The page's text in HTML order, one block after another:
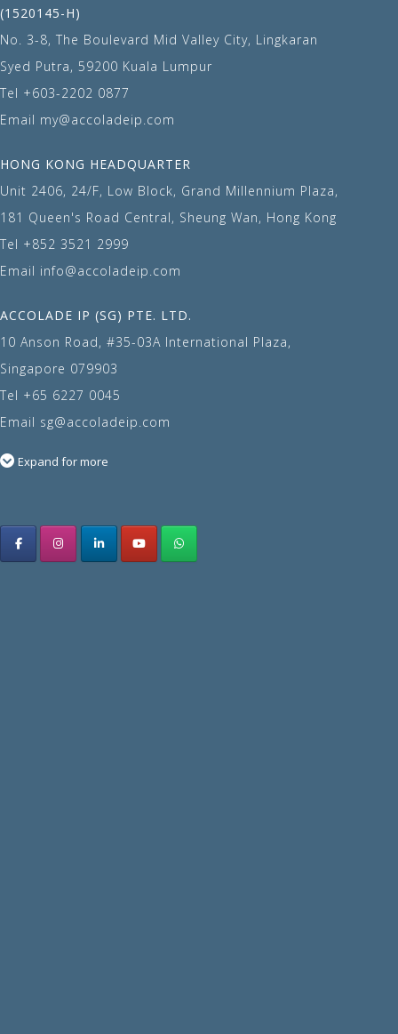
(1520145-H)
No. 3-8, The Boulevard Mid Valley City, Lingkaran
Syed Putra, 59200 Kuala Lumpur
Tel +603-2202 0877
Email my@accoladeip.com
HONG KONG HEADQUARTER
Unit 2406, 24/F, Low Block, Grand Millennium Plaza,
181 Queen's Road Central, Sheung Wan, Hong Kong
Tel +852 3521 2999
Email info@accoladeip.com
ACCOLADE IP (SG) PTE. LTD.
10 Anson Road, #35-03A International Plaza,
Singapore 079903
Tel +65 6227 0045
Email sg@accoladeip.com
Expand for more